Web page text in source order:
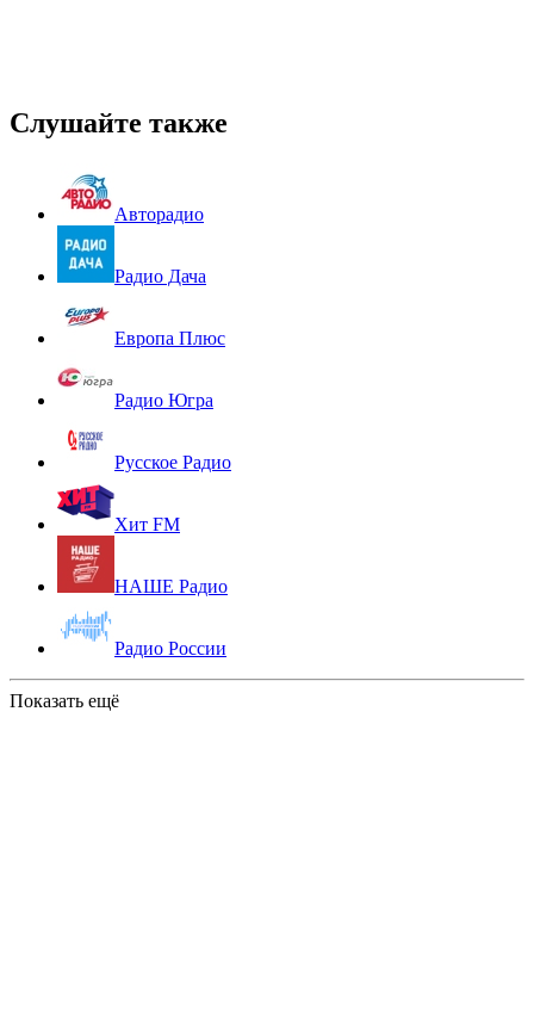
Слушайте также
Авторадио
Радио Дача
Европа Плюс
Радио Югра
Русское Радио
Хит FM
НАШЕ Радио
Радио России
Показать ещё